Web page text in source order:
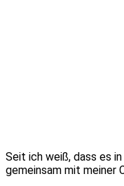
Seit ich weiß, dass es
gemeinsam mit meiner